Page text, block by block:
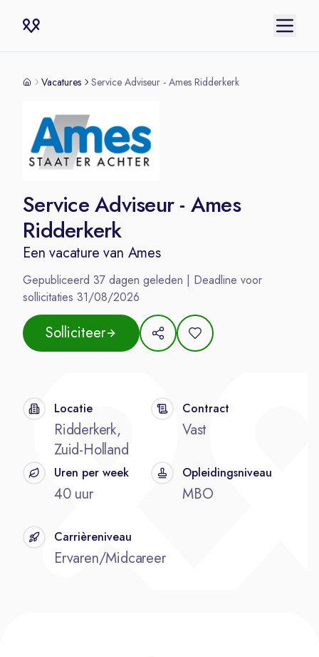
Vacatures Service Adviseur - Ames Ridderkerk
Service Adviseur - Ames
Ridderkerk
Een vacature van Ames
Gepubliceerd 37 dagen geleden | Deadline voor
sollicitaties 31/08/2026
Solliciteer
Locatie
Ridderkerk,
Zuid-Holland
Contract
Vast
Uren per week
40 uur
Opleidingsniveau
MBO
Carrièreniveau
Ervaren/Midcareer